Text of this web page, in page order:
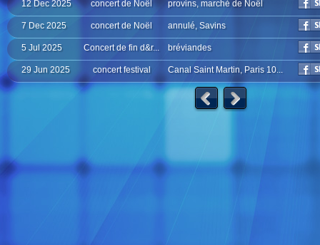
12 Dec 2025 concert de Noël provins, marché de Noël
7 Dec 2025 concert de Noël annulé, Savins
5 Jul 2025 Concert de fin d&r... bréviandes
29 Jun 2025 concert festival Canal Saint Martin, Paris 10...